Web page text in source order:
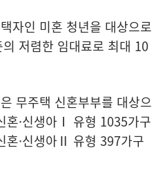
자인 미혼 청년을 대상으로
저렴한 임대료로 최대 10
무주택 신혼부부를 대상으
혼·신생아Ⅰ 유형 1035가구
혼·신생아Ⅱ 유형 397가구